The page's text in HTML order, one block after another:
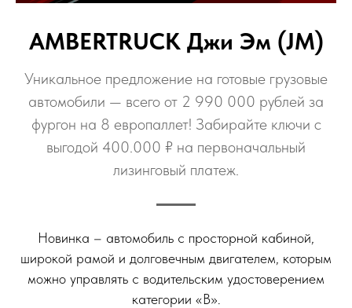
AMBERTRUCK Джи Эм (JM)
Уникальное предложение на готовые грузовые
автомобили — всего от 2 990 000 рублей за
фургон на 8 европаллет! Забирайте ключи с
выгодой 400.000 ₽ на первоначальный
лизинговый платеж.
Новинка – автомобиль с просторной кабиной,
широкой рамой и долговечным двигателем, которым
можно управлять с водительским удостоверением
категории «В».